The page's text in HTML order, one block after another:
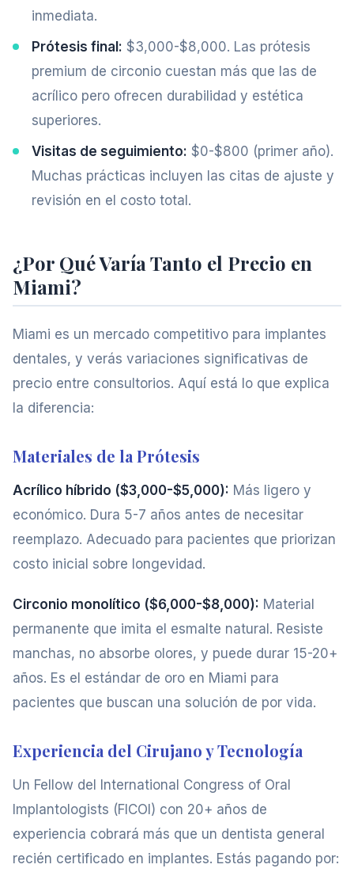
inmediata.
Prótesis final: $3,000-$8,000. Las prótesis
premium de circonio cuestan más que las de
acrílico pero ofrecen durabilidad y estética
superiores.
Visitas de seguimiento: $0-$800 (primer año).
Muchas prácticas incluyen las citas de ajuste y
revisión en el costo total.
¿Por Qué Varía Tanto el Precio en
Miami?
Miami es un mercado competitivo para implantes
dentales, y verás variaciones significativas de
precio entre consultorios. Aquí está lo que explica
la diferencia:
Materiales de la Prótesis
Acrílico híbrido ($3,000-$5,000): Más ligero y
económico. Dura 5-7 años antes de necesitar
reemplazo. Adecuado para pacientes que priorizan
costo inicial sobre longevidad.
Circonio monolítico ($6,000-$8,000): Material
permanente que imita el esmalte natural. Resiste
manchas, no absorbe olores, y puede durar 15-20+
años. Es el estándar de oro en Miami para
pacientes que buscan una solución de por vida.
Experiencia del Cirujano y Tecnología
Un Fellow del International Congress of Oral
Implantologists (FICOI) con 20+ años de
experiencia cobrará más que un dentista general
recién certificado en implantes. Estás pagando por: